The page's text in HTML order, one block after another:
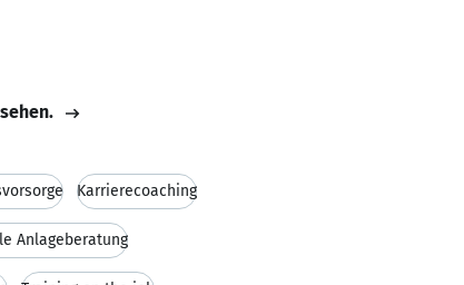
Karrierecoaching
Anlageberatung